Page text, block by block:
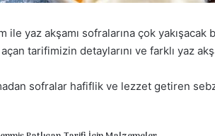
ile yaz akşamı sofralarına çok yakışacak
tarifimizin detaylarını ve farklı yaz
sofralar hafiflik ve lezzet getiren